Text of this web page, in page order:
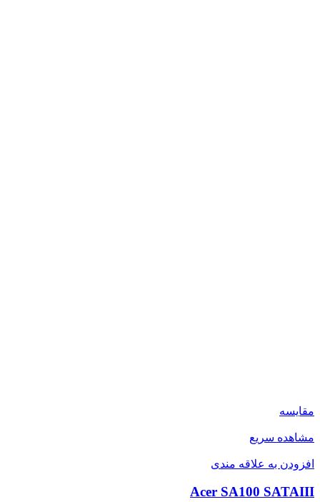
مقایسه
مشاهده سریع
افزودن به علاقه مندی
Acer SA100 SATAIII